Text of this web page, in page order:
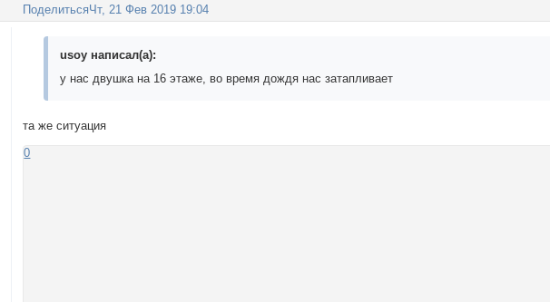
ПоделитьсяЧт, 21 Фев 2019 19:04
usoy написал(а):
у нас двушка на 16 этаже, во время дождя нас затапливает
та же ситуация
0